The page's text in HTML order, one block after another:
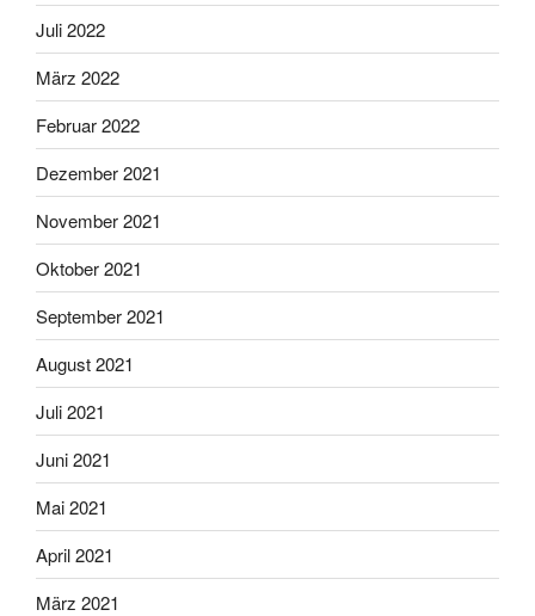
Juli 2022
März 2022
Februar 2022
Dezember 2021
November 2021
Oktober 2021
September 2021
August 2021
Juli 2021
Juni 2021
Mai 2021
April 2021
März 2021